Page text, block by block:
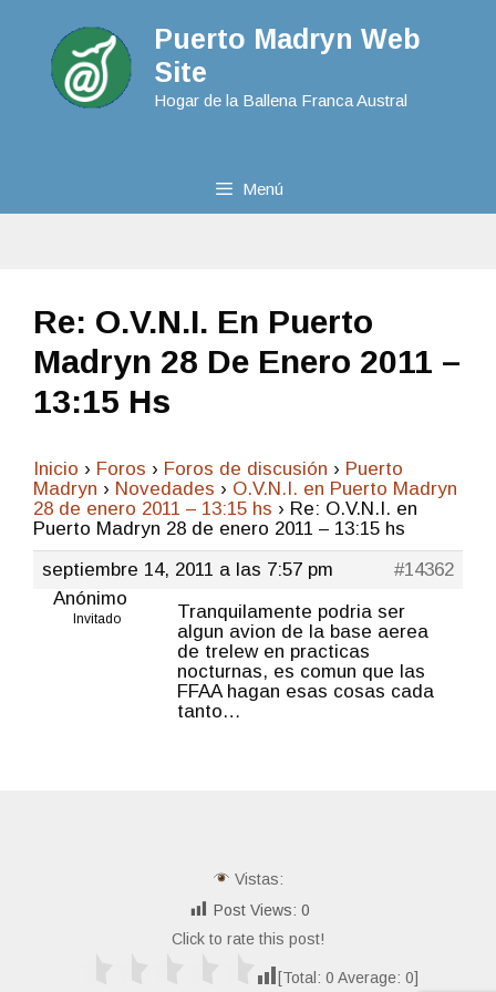
Puerto Madryn Web
Site
Hogar de la Ballena Franca Austral
Menú
Re: O.V.N.I. En Puerto
Madryn 28 De Enero 2011 –
13:15 Hs
Inicio › Foros › Foros de discusión › Puerto
Madryn › Novedades › O.V.N.I. en Puerto Madryn
28 de enero 2011 – 13:15 hs › Re: O.V.N.I. en
Puerto Madryn 28 de enero 2011 – 13:15 hs
septiembre 14, 2011 a las 7:57 pm
#14362
Anónimo
Invitado
Tranquilamente podria ser
algun avion de la base aerea
de trelew en practicas
nocturnas, es comun que las
FFAA hagan esas cosas cada
tanto…
Vistas:
Post Views: 0
Click to rate this post!
[Total: 0 Average: 0]